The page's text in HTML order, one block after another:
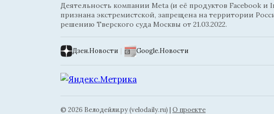
Деятельность компании Meta (и её продуктов Facebook и
признана экстремистской, запрещена на территории
решению Тверского суда Москвы от 21.03.2022.
Дзен.Новости | Google.Новости
© 2026 Велодейли.ру (velodaily.ru) | О проекте